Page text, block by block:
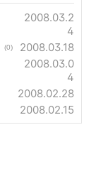
2008.03.2
4
(0) 2008.03.18
2008.03.0
4
2008.02.28
2008.02.15